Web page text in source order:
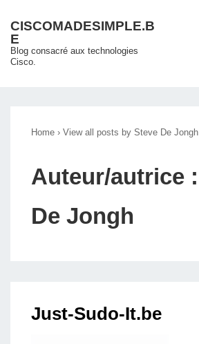
passer
au
contenu
CISCOMADESIMPLE.B
E
Blog consacré aux technologies
Cisco.
Home › View all posts by Steve De Jongh
Auteur/autrice :
De Jongh
Just-Sudo-It.be